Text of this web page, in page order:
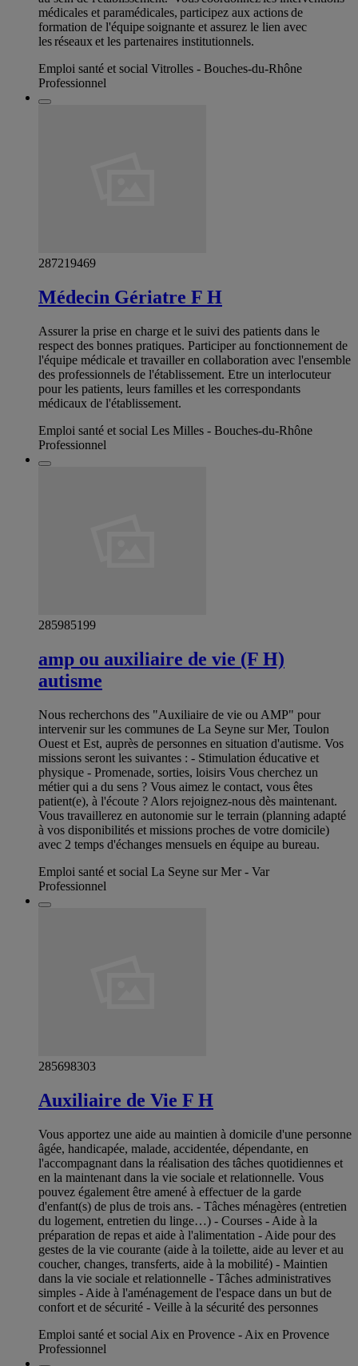
médicales et paramédicales, participez aux actions de
formation de l'équipe soignante et assurez le lien avec
les réseaux et les partenaires institutionnels.
Emploi santé et social Vitrolles - Bouches-du-Rhône
Professionnel
287219469
Médecin Gériatre F H
Assurer la prise en charge et le suivi des patients dans le
respect des bonnes pratiques. Participer au fonctionnement de
l'équipe médicale et travailler en collaboration avec l'ensemble
des professionnels de l'établissement. Etre un interlocuteur
pour les patients, leurs familles et les correspondants
médicaux de l'établissement.
Emploi santé et social Les Milles - Bouches-du-Rhône
Professionnel
285985199
amp ou auxiliaire de vie (F H)
autisme
Nous recherchons des "Auxiliaire de vie ou AMP" pour
intervenir sur les communes de La Seyne sur Mer, Toulon
Ouest et Est, auprès de personnes en situation d'autisme. Vos
missions seront les suivantes : - Stimulation éducative et
physique - Promenade, sorties, loisirs Vous cherchez un
métier qui a du sens ? Vous aimez le contact, vous êtes
patient(e), à l'écoute ? Alors rejoignez-nous dès maintenant.
Vous travaillerez en autonomie sur le terrain (planning adapté
à vos disponibilités et missions proches de votre domicile)
avec 2 temps d'échanges mensuels en équipe au bureau.
Emploi santé et social La Seyne sur Mer - Var
Professionnel
285698303
Auxiliaire de Vie F H
Vous apportez une aide au maintien à domicile d'une personne
âgée, handicapée, malade, accidentée, dépendante, en
l'accompagnant dans la réalisation des tâches quotidiennes et
en la maintenant dans la vie sociale et relationnelle. Vous
pouvez également être amené à effectuer de la garde
d'enfant(s) de plus de trois ans. - Tâches ménagères (entretien
du logement, entretien du linge…) - Courses - Aide à la
préparation de repas et aide à l'alimentation - Aide pour des
gestes de la vie courante (aide à la toilette, aide au lever et au
coucher, changes, transferts, aide à la mobilité) - Maintien
dans la vie sociale et relationnelle - Tâches administratives
simples - Aide à l'aménagement de l'espace dans un but de
confort et de sécurité - Veille à la sécurité des personnes
Emploi santé et social Aix en Provence - Aix en Provence
Professionnel